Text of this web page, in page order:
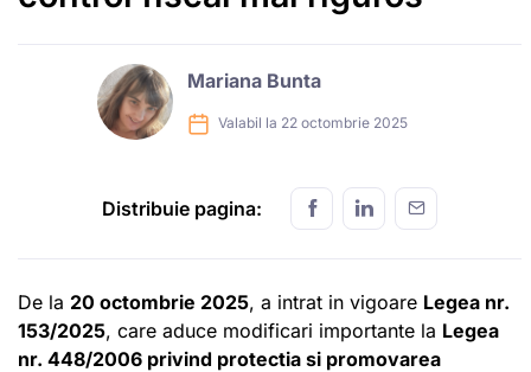
Mariana Bunta
Valabil la 22 octombrie 2025
Distribuie pagina:
De la 20 octombrie 2025, a intrat in vigoare Legea nr.
153/2025, care aduce modificari importante la Legea
nr. 448/2006 privind protectia si promovarea